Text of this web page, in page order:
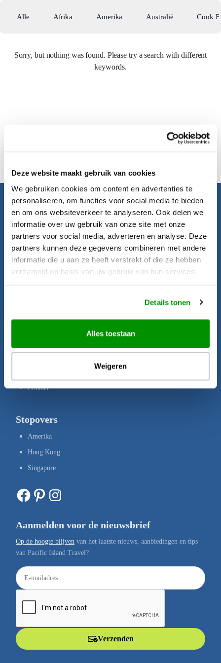
Deze website maakt gebruik van cookies
We gebruiken cookies om content en advertenties te
personaliseren, om functies voor social media te bieden
en om ons websiteverkeer te analyseren. Ook delen we
informatie over uw gebruik van onze site met onze
partners voor social media, adverteren en analyse. Deze
partners kunnen deze gegevens combineren met andere
informatie die u aan ze heeft verstrekt of die ze hebben
verzameld op basis van uw gebruik van hun services.
Details tonen
Alles toestaan
Weigeren
Alle Afrika Amerika Australië Cook
Sorry, but nothing was found. Please try a search with different
keywords.
Pacific Island Travel
Startpagina
Aanbiedingen
Bestemmingen
Brochures
Contact
Stopovers
Amerika
Hong Kong
Singapore
Facebook Pinterest Instagram
Aanmelden voor de nieuwsbrief
Op de hoogte blijven van het laatste nieuws, aanbiedingen en tips
van Pacific Island Travel?
E
-
a
Verzenden